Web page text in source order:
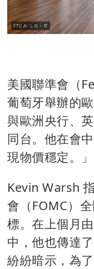
美國聯準會（
葡萄牙舉辦的
與歐洲央行、
同台。他在會
現物價穩定。」
Kevin Warsh
會（FOMC）
標。在上個月
中，他也傳達
紛紛暗示，為